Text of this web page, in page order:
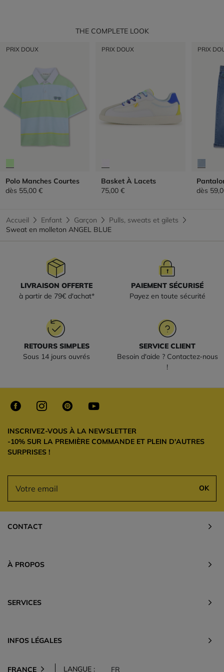
THE COMPLETE LOOK
PRIX DOUX
Polo Manches Courtes
dès 55,00 €
PRIX DOUX
Basket À Lacets
75,00 €
PRIX
dès
Accueil Enfant Garçon
Pulls, sweats et gilets
Sweat en molleton ANGEL BLUE
LIVRAISON OFFERTE
à partir de 79€ d'achat*
PAIEMENT SÉCURISÉ
Payez en toute sécurité
RETOURS SIMPLES
Sous 14 jours ouvrés
SERVICE CLIENT
Besoin d'aide ? Contactez-nous
!
INSCRIVEZ-VOUS À LA NEWSLETTER
-10% SUR LA PREMIÈRE COMMANDE ET PLEIN D'AUTRES
SURPRISES !
OK
CONTACT
À PROPOS
SERVICES
INFOS LÉGALES
FRANCE LANGUE : FR